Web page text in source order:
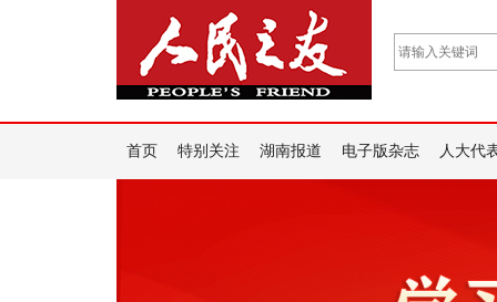
首页 特别关注 湖南报道 电子版杂志 人大代